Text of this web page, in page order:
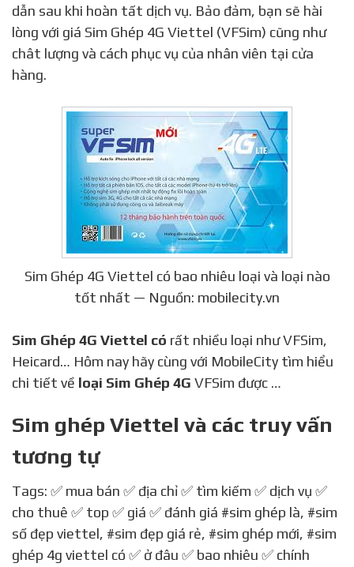
dẫn sau khi hoàn tất dịch vụ. Bảo đảm, bạn sẽ hài
lòng với giá Sim Ghép 4G Viettel (VFSim) cũng như
chât lượng và cách phục vụ của nhân viên tại cửa
hàng.
Sim Ghép 4G Viettel có bao nhiêu loại và loại nào
tốt nhất — Nguồn: mobilecity.vn
Sim Ghép 4G Viettel có rất nhiều loại như VFSim,
Heicard… Hôm nay hãy cùng với MobileCity tìm hiểu
chi tiết về loại Sim Ghép 4G VFSim được …
Sim ghép Viettel và các truy vấn
tương tự
Tags: ✅ mua bán ✅ địa chỉ ✅ tìm kiếm ✅ dịch vụ ✅
cho thuê ✅ top ✅ giá ✅ đánh giá #sim ghép là, #sim
số đẹp viettel, #sim đẹp giá rẻ, #sim ghép mới, #sim
ghép 4g viettel có ✅ ở đâu ✅ bao nhiêu ✅ chính